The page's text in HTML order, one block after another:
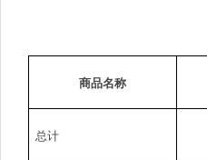
商品名称
总计